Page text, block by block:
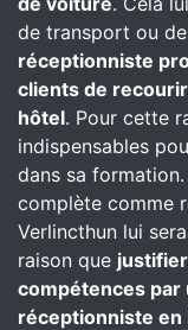
de transport ou
réceptionniste
clients de
hôtel. Pour cette
indispensables
dans sa
complète comme
Verlincthun lui
raison que
compétences
réceptionniste